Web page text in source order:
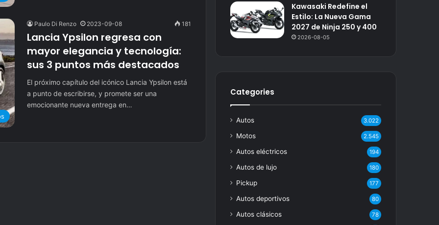
Paulo Di Renzo 2023-09-08 181
Lancia Ypsilon regresa con
mayor elegancia y tecnología:
sus 3 puntos más destacados
El próximo capítulo del icónico Lancia Ypsilon está
a punto de escribirse, y promete ser una
emocionante nueva entrega en…
Kawasaki Redefine el
Estilo: La Nueva Gama
2027 de Ninja 250 y 400
2026-08-05
Categories
Autos 3.022
Motos 2.545
Autos eléctricos 194
Autos de lujo 180
Pickup 177
Autos deportivos 80
Autos clásicos 78